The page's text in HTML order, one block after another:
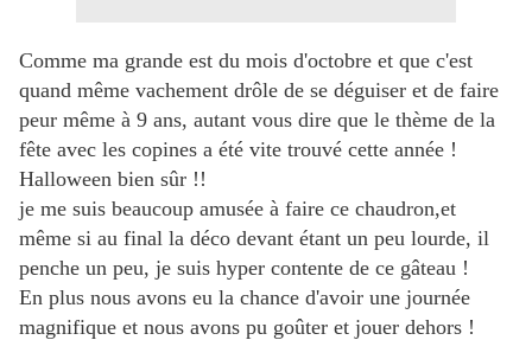
Comme ma grande est du mois d'octobre et que c'est
quand même vachement drôle de se déguiser et de faire
peur même à 9 ans, autant vous dire que le thème de la
fête avec les copines a été vite trouvé cette année !
Halloween bien sûr !!
je me suis beaucoup amusée à faire ce chaudron,et
même si au final la déco devant étant un peu lourde, il
penche un peu, je suis hyper contente de ce gâteau !
En plus nous avons eu la chance d'avoir une journée
magnifique et nous avons pu goûter et jouer dehors !